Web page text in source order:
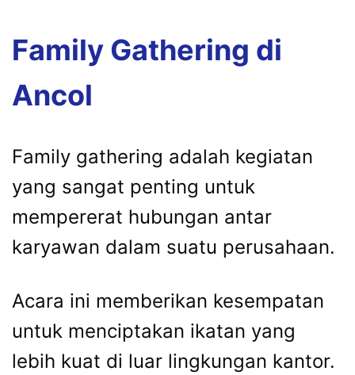
Family Gathering di
Ancol
Family gathering adalah kegiatan
yang sangat penting untuk
mempererat hubungan antar
karyawan dalam suatu perusahaan.
Acara ini memberikan kesempatan
untuk menciptakan ikatan yang
lebih kuat di luar lingkungan kantor.